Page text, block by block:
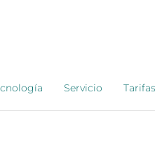
Servicio Tarifas